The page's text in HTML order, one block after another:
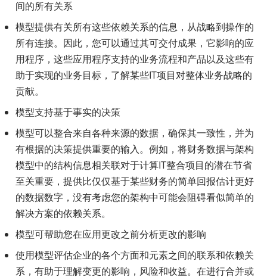
间的所有关系
模型提供有关所有这些依赖关系的信息，从战略到操作的
所有连接。因此，您可以通过其可交付成果，它影响的应
用程序，这些应用程序支持的业务流程和产品以及这些有
助于实现的业务目标，了解某些IT项目对整体业务战略的
贡献。
模型支持基于事实的决策
模型可以整合来自各种来源的数据，确保其一致性，并为
有根据的决策提供重要的输入。例如，将财务数据与架构
模型中的结构信息相关联对于计算IT整合项目的潜在节省
至关重要，提供比仅仅基于某些财务的简单回报估计更好
的数据数字，没有考虑您的架构中可能会阻碍看似简单的
解决方案的依赖关系。
模型可帮助您在应用更改之前分析更改的影响
使用模型评估企业的各个方面和元素之间的联系和依赖关
系，有助于理解变更的影响，风险和收益。在进行合并或